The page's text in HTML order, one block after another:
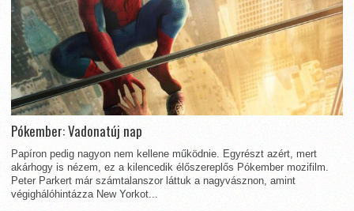
Pókember: Vadonatúj nap
Papíron pedig nagyon nem kellene működnie. Egyrészt azért, mert
akárhogy is nézem, ez a kilencedik élőszereplős Pókember mozifilm.
Peter Parkert már számtalanszor láttuk a nagyvásznon, amint
végighálóhintázza New Yorkot...